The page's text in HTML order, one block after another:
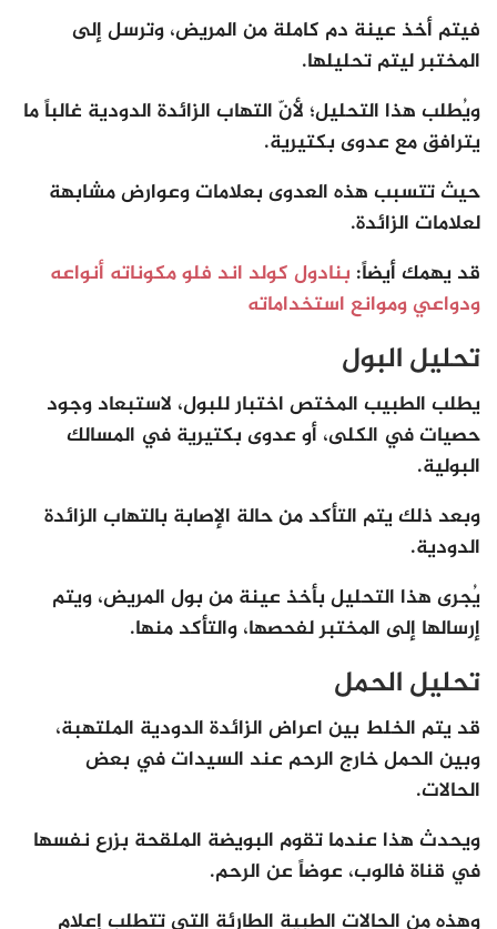
فيتم أخذ عينة دم كاملة من المريض، وترسل إلى
المختبر ليتم تحليلها.
ويُطلب هذا التحليل؛ لأنّ التهاب الزائدة الدودية غالباً ما
يترافق مع عدوى بكتيرية.
حيث تتسبب هذه العدوى بعلامات وعوارض مشابهة
لعلامات الزائدة.
قد يهمك أيضاً: بنادول كولد اند فلو مكوناته أنواعه
ودواعي وموانع استخداماته
تحليل البول
يطلب الطبيب المختص اختبار للبول، لاستبعاد وجود
حصيات في الكلى، أو عدوى بكتيرية في المسالك
البولية.
وبعد ذلك يتم التأكد من حالة الإصابة بالتهاب الزائدة
الدودية.
يُجرى هذا التحليل بأخذ عينة من بول المريض، ويتم
إرسالها إلى المختبر لفحصها، والتأكد منها.
تحليل الحمل
قد يتم الخلط بين اعراض الزائدة الدودية الملتهبة،
وبين الحمل خارج الرحم عند السيدات في بعض
الحالات.
ويحدث هذا عندما تقوم البويضة الملقحة بزرع نفسها
في قناة فالوب، عوضاً عن الرحم.